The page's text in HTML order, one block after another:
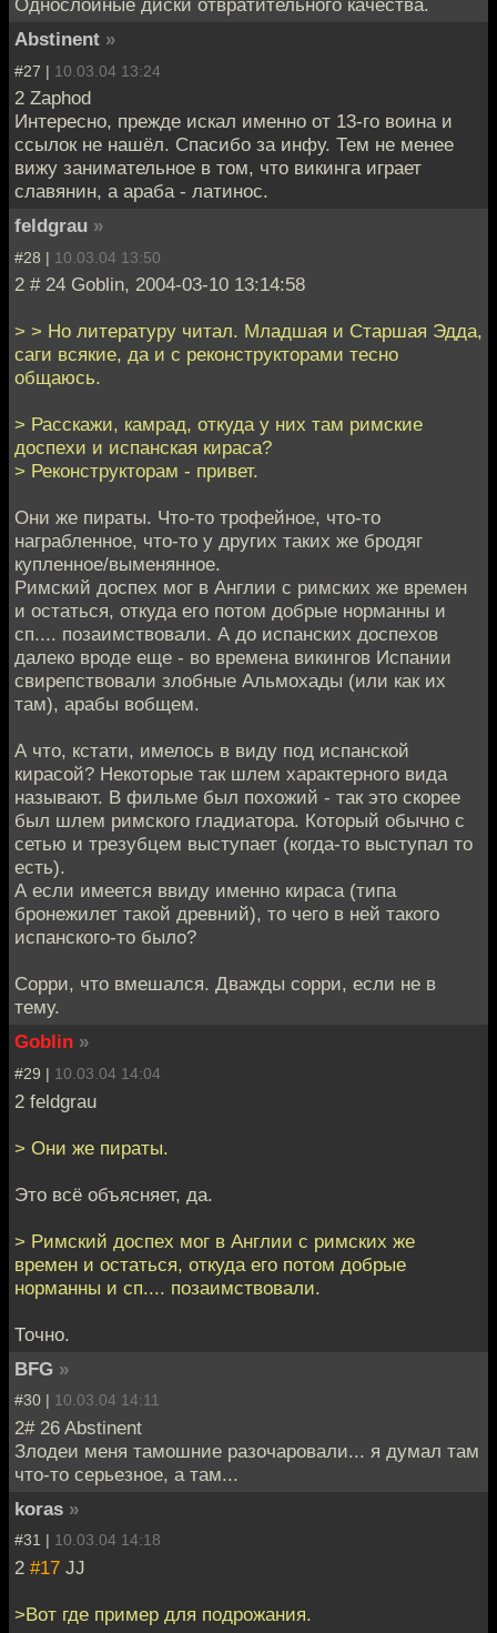
Однослойные диски отвратительного качества.
Abstinent »
#27 | 10.03.04 13:24
2 Zaphod
Интересно, прежде искал именно от 13-го воина и
ссылок не нашёл. Спасибо за инфу. Тем не менее
вижу занимательное в том, что викинга играет
славянин, a араба - латинос.
feldgrau »
#28 | 10.03.04 13:50
2 # 24 Goblin, 2004-03-10 13:14:58
> > Но литературу читал. Младшая и Старшая Эдда,
саги всякие, да и с реконструкторами тесно
общаюсь.
> Расскажи, камрад, откуда у них там римские
доспехи и испанская кираса?
> Реконструкторам - привет.
Они же пираты. Что-то трофейное, что-то
награбленное, что-то у других таких же бродяг
купленное/выменянное.
Римский доспех мог в Англии с римских же времен
и остаться, откуда его потом добрые норманны и
сп.... позаимствовали. А до испанских доспехов
далеко вроде еще - во времена викингов Испании
свирепствовали злобные Альмохады (или как их
там), арабы вобщем.
А что, кстати, имелось в виду под испанской
кирасой? Некоторые так шлем характерного вида
называют. В фильме был похожий - так это скорее
был шлем римского гладиатора. Который обычно с
сетью и трезубцем выступает (когда-то выступал то
есть).
А если имеется ввиду именно кираса (типа
бронежилет такой древний), то чего в ней такого
испанского-то было?
Сорри, что вмешался. Дважды сорри, если не в
тему.
Goblin »
#29 | 10.03.04 14:04
2 feldgrau
> Они же пираты.
Это всё объясняет, да.
> Римский доспех мог в Англии с римских же
времен и остаться, откуда его потом добрые
норманны и сп.... позаимствовали.
Точно.
BFG »
#30 | 10.03.04 14:11
2# 26 Abstinent
Злодеи меня тамошние разочаровали... я думал там
что-то серьезное, а там...
koras »
#31 | 10.03.04 14:18
2 #17 JJ
>Вот где пример для подрожания.